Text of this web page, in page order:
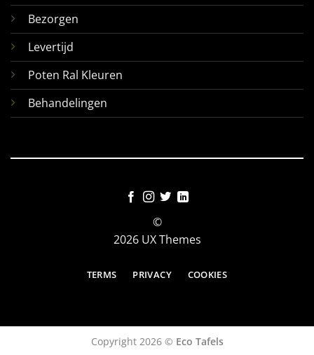
Bezorgen
Levertijd
Poten Ral Kleuren
Behandelingen
©
2026 UX Themes
TERMS PRIVACY COOKIES
Copyright 2026 © Eco Tafels